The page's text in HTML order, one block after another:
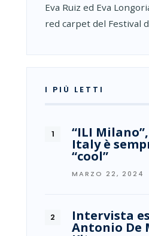
Eva Ruiz ed Eva
red carpet del Festival
I PIÙ LETTI
“ILI
Italy è
“cool”
MARZO 22, 2024
Intervista
Antonio De